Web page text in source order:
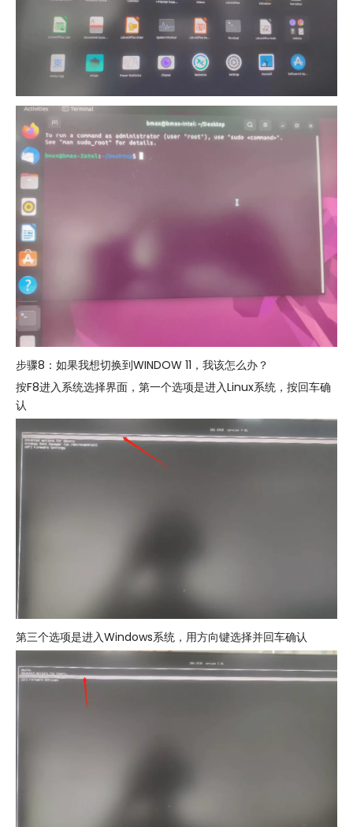
步骤8：如果我想切换到WINDOW 11，我该怎么办？
按F8进入系统选择界面，第一个选项是进入Linux系统，按回车确
认
第三个选项是进入Windows系统，用方向键选择并回车确认